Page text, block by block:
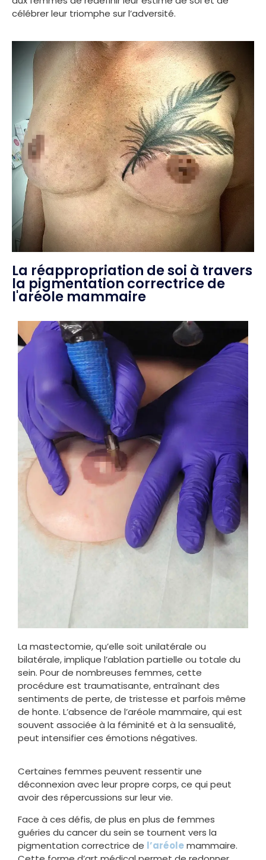
célébrer leur triomphe sur l’adversité.
La réappropriation de soi à travers
la pigmentation correctrice de
l'aréole mammaire
La mastectomie, qu’elle soit unilatérale ou
bilatérale, implique l’ablation partielle ou totale du
sein. Pour de nombreuses femmes, cette
procédure est traumatisante, entraînant des
sentiments de perte, de tristesse et parfois même
de honte. L’absence de l’aréole mammaire, qui est
souvent associée à la féminité et à la sensualité,
peut intensifier ces émotions négatives.
Certaines femmes peuvent ressentir une
déconnexion avec leur propre corps, ce qui peut
avoir des répercussions sur leur vie.
Face à ces défis, de plus en plus de femmes
guéries du cancer du sein se tournent vers la
pigmentation correctrice de l’aréolemammaire.